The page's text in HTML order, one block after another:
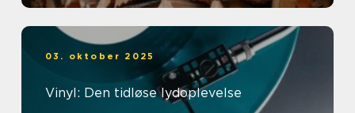
03. oktober 2025
Vinyl: Den tidløse lydoplevelse